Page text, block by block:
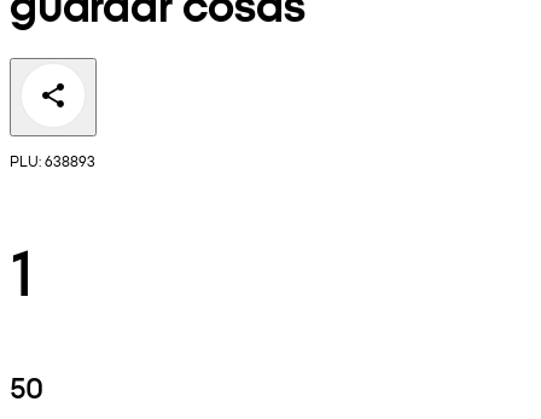
PLU: 638893
1
50